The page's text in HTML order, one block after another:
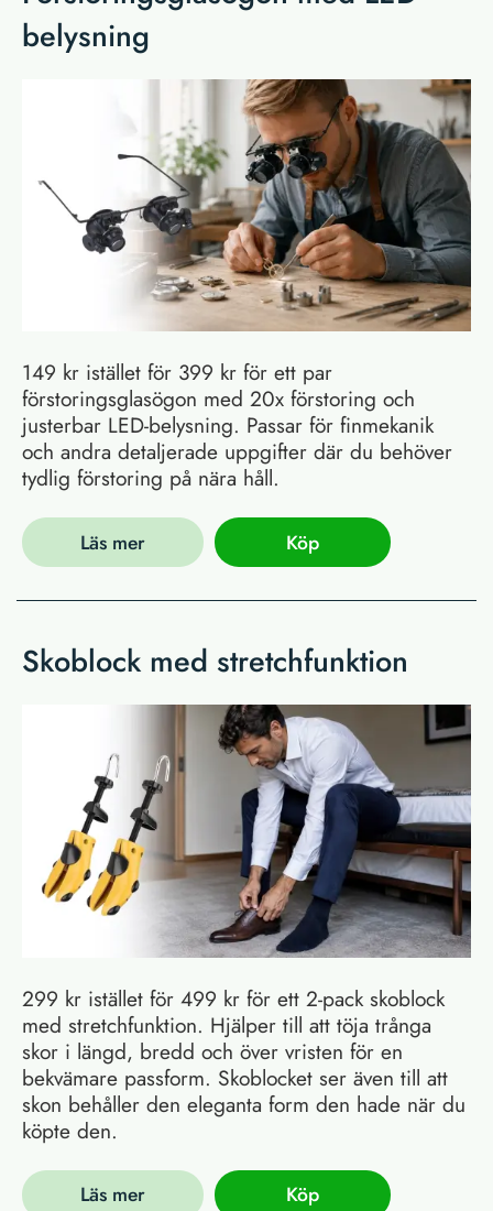
belysning
149 kr istället för 399 kr för ett par
förstoringsglasögon med 20x förstoring och
justerbar LED-belysning. Passar för finmekanik
och andra detaljerade uppgifter där du behöver
tydlig förstoring på nära håll.
Läs mer Köp
Skoblock med stretchfunktion
299 kr istället för 499 kr för ett 2-pack skoblock
med stretchfunktion. Hjälper till att töja trånga
skor i längd, bredd och över vristen för en
bekvämare passform. Skoblocket ser även till att
skon behåller den eleganta form den hade när du
köpte den.
Läs mer Köp